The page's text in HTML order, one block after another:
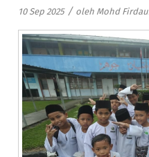
10 Sep 2025 / oleh Mohd